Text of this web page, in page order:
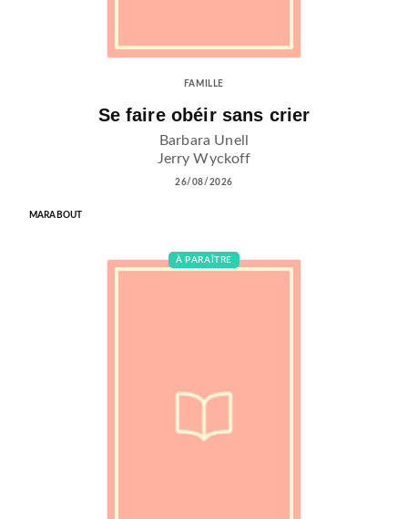
FAMILLE
Se faire obéir sans crier
Barbara Unell
Jerry Wyckoff
26/08/2026
MARABOUT
À PARAÎTRE